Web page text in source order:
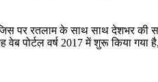
रतलाम के साथ साथ देशभर की
वर्ष 2017 में शुरू किया गया